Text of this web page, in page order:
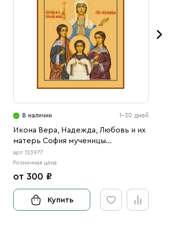
В наличии 1-30 дней
Икона Вера, Надежда, Любовь и их
матерь София мученицы
(АРТ.00977)
арт. 123977
Розничная цена
от 300 ₽
Купить